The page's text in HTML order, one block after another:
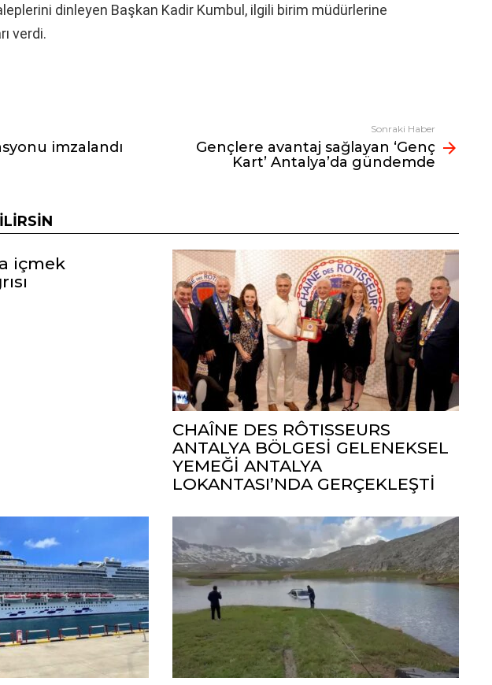
dinleyen Başkan Kadir Kumbul, ilgili birim müdürlerine
verdi.
imzalandı
Sonraki Haber
Gençlere avantaj sağlayan ‘Genç
Kart’ Antalya’da gündemde
içmek
CHAÎNE DES RÔTISSEURS
ANTALYA BÖLGESİ GELENEKSEL
YEMEĞİ ANTALYA
LOKANTASI’NDA GERÇEKLEŞTİ